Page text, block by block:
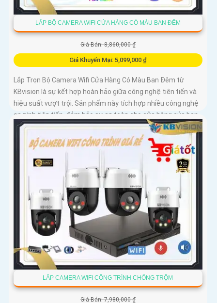
LẮP BỘ CAMERA WIFI CỬA HÀNG CÓ MÀU BAN ĐÊM
Giá Bán: 8,860,000 ₫
Giá Khuyến Mại: 5,099,000 ₫
Lắp Trọn Bộ Camera Wifi Cửa Hàng Có Màu Ban Đêm từ
KBvision là sự kết hợp hoàn hảo giữa công nghệ tiên tiến và
hiệu suất vượt trội. Sản phẩm này tích hợp nhiều công nghệ
an ninh tiên tiến, đảm bảo sự an toàn cho cửa hàng của bạn
LẮP CAMERA WIFI CÔNG TRÌNH CHỐNG TRỘM
Giá Bán: 7,980,000 ₫